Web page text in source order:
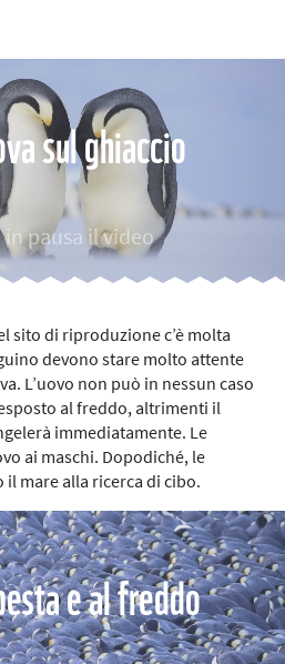
sul ghiaccio
pausa il video
sito di riproduzione c’è molta
devono stare molto attente
L’uovo non può in nessun caso
al freddo, altrimenti il
immediatamente. Le
ai maschi. Dopodiché, le
mare alla ricerca di cibo.
e al freddo